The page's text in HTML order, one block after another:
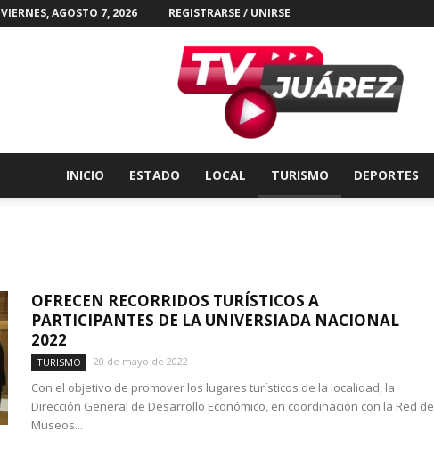
VIERNES, AGOSTO 7, 2026 REGISTRARSE / UNIRSE
Juárez
INICIO ESTADO LOCAL TURISMO DEPORTES
OFRECEN RECORRIDOS TURÍSTICOS A
PARTICIPANTES DE LA UNIVERSIADA NACIONAL
2022
TURISMO 20 de mayo de 2022
Con el objetivo de promover los lugares turísticos de la localidad, la
Dirección General de Desarrollo Económico, en coordinación con la Red de
Museos...